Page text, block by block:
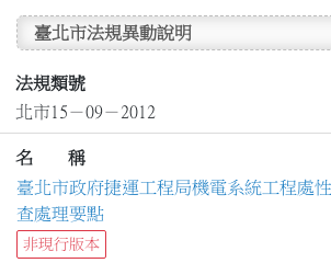
臺北市法規異動說明
法規類號
北市15－09－2012
名 稱
臺北市政府捷運工程局機電系統工程處
查處理要點
非現行版本